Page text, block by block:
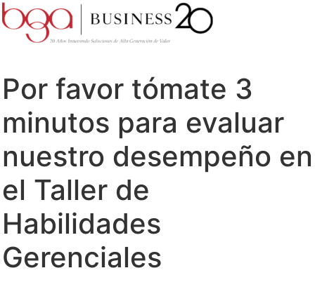
Por favor tómate 3
minutos para evaluar
nuestro desempeño en
el Taller de
Habilidades
Gerenciales